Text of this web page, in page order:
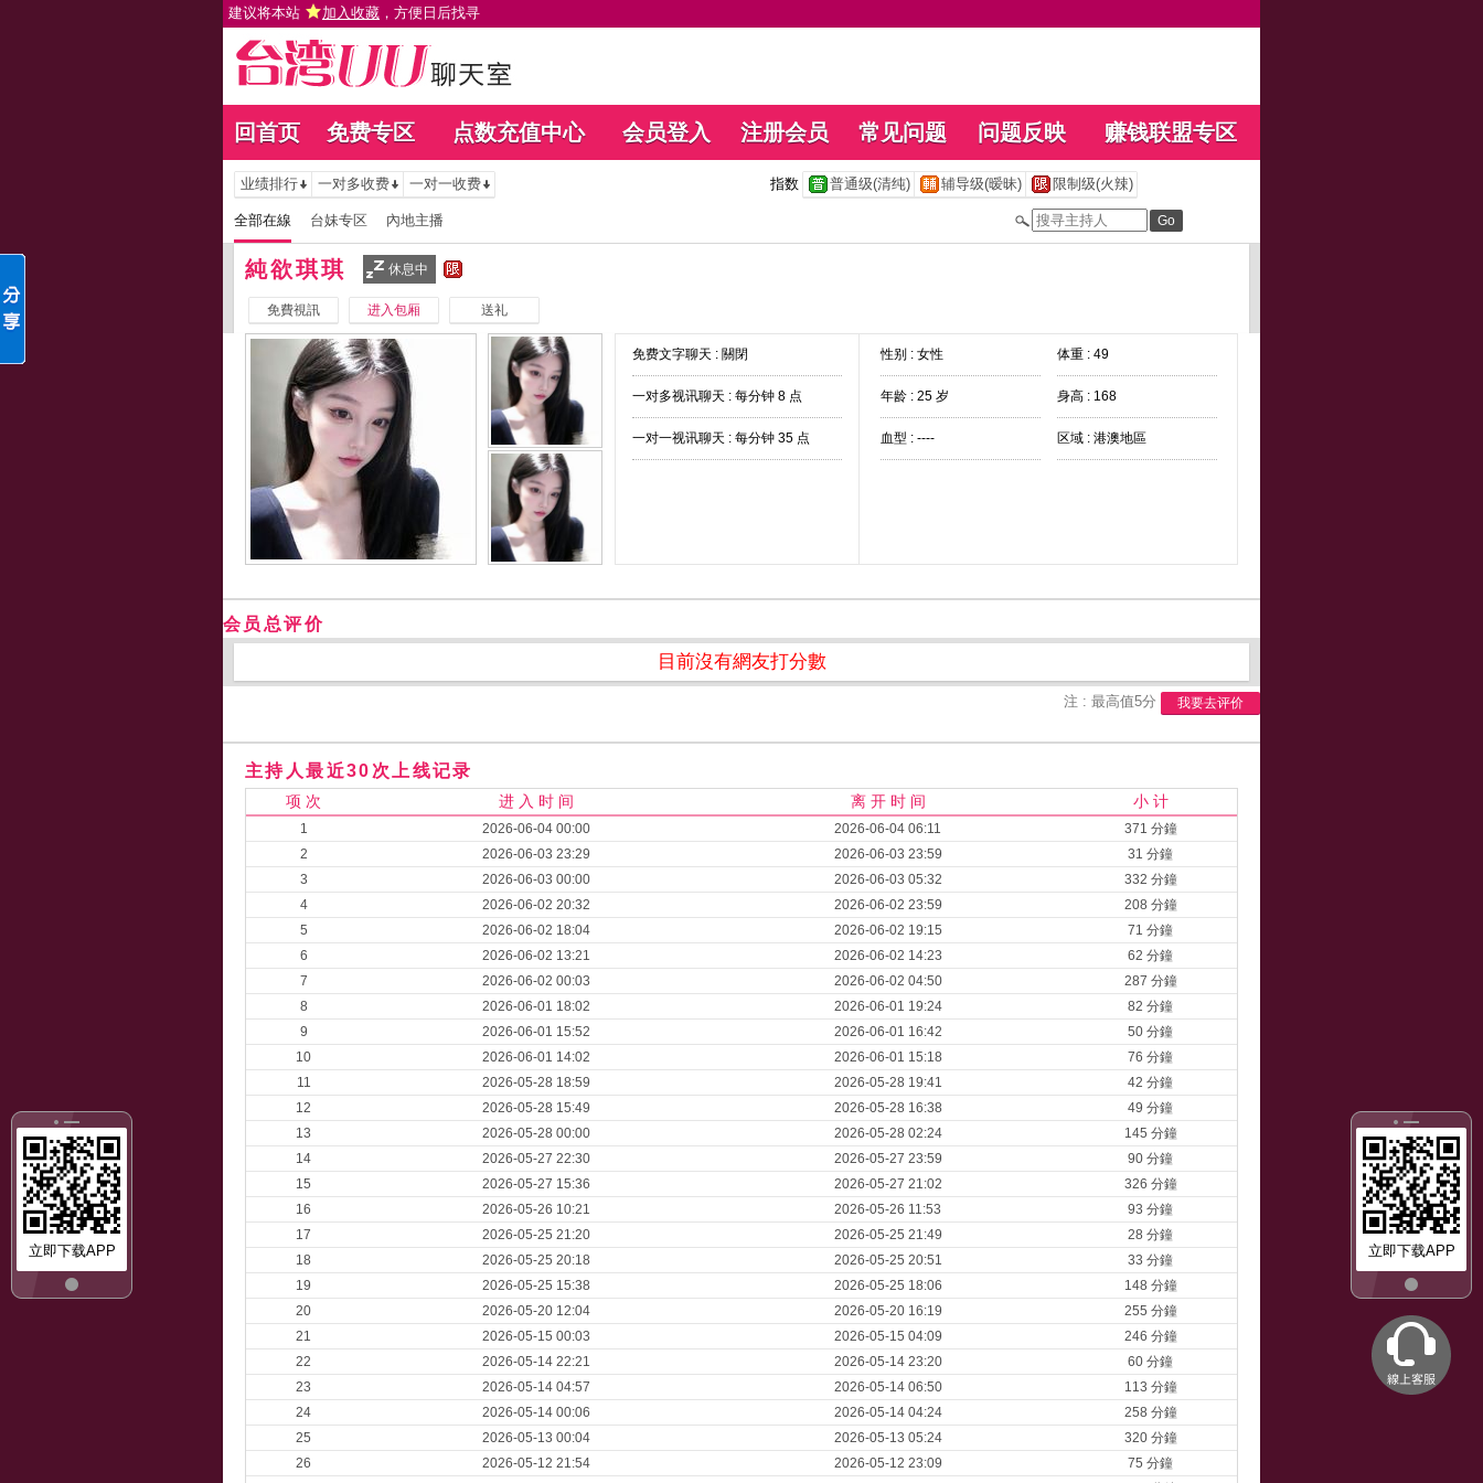
建议将本站 加入收藏 ，方便日后找寻
回首页 免费专区 点数充值中心 会员登入 注册会员 常见问题 问题反映 赚钱联盟专区
立即下载APP
立即下载APP
业绩排行 一对多收费 一对一收费 指数 普通级(清纯) 辅导级(暧昧) 限制级(火辣)
全部在線 台妹专区 內地主播
純欲琪琪 休息中
免費視訊 进入包厢 送礼
免费文字聊天 : 關閉
一对多视讯聊天 : 每分钟 8 点
一对一视讯聊天 : 每分钟 35 点
性别 : 女性 体重 : 49
年龄 : 25 岁 身高 : 168
血型 : ---- 区域 : 港澳地區
会员总评价
目前沒有網友打分數
注 : 最高值5分 我要去评价
主持人最近30次上线记录
项 次 进 入 时 间 离 开 时 间 小 计
1 2026-06-04 00:00 2026-06-04 06:11
371 分鐘
2
2026-06-03 23:29 2026-06-03 23:59
31 分鐘
3
2026-06-03 00:00 2026-06-03 05:32
332 分鐘
4
2026-06-02 20:32 2026-06-02 23:59
208 分鐘
5
2026-06-02 18:04 2026-06-02 19:15
71 分鐘
6
2026-06-02 13:21 2026-06-02 14:23
62 分鐘
7
2026-06-02 00:03 2026-06-02 04:50
287 分鐘
8
2026-06-01 18:02 2026-06-01 19:24
82 分鐘
9
2026-06-01 15:52 2026-06-01 16:42
50 分鐘
10
2026-06-01 14:02 2026-06-01 15:18
76 分鐘
11
2026-05-28 18:59 2026-05-28 19:41
42 分鐘
12
2026-05-28 15:49 2026-05-28 16:38
49 分鐘
13
2026-05-28 00:00 2026-05-28 02:24
145 分鐘
14
2026-05-27 22:30 2026-05-27 23:59
90 分鐘
15
2026-05-27 15:36 2026-05-27 21:02
326 分鐘
16
2026-05-26 10:21 2026-05-26 11:53
93 分鐘
17
2026-05-25 21:20 2026-05-25 21:49
28 分鐘
18
2026-05-25 20:18 2026-05-25 20:51
33 分鐘
19
2026-05-25 15:38 2026-05-25 18:06
148 分鐘
20
2026-05-20 12:04 2026-05-20 16:19
255 分鐘
21
2026-05-15 00:03 2026-05-15 04:09
246 分鐘
22
2026-05-14 22:21 2026-05-14 23:20
60 分鐘
23
2026-05-14 04:57 2026-05-14 06:50
113 分鐘
24
2026-05-14 00:06 2026-05-14 04:24
258 分鐘
25
2026-05-13 00:04 2026-05-13 05:24
320 分鐘
26
2026-05-12 21:54 2026-05-12 23:09
75 分鐘